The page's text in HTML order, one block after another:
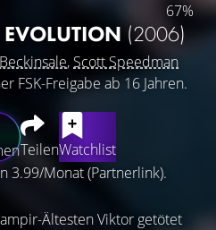
67%
(2006)
, Scott Speedman
FSK-Freigabe ab 16 Jahren.
TeilenWatchlist
3.99/Monat (Partnerlink).
Ältesten Viktor getötet